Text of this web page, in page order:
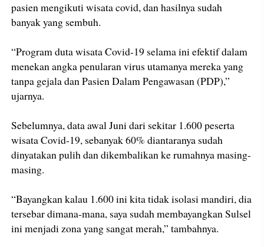
pasien mengikuti wisata covid, dan hasilnya sudah
banyak yang sembuh.
“Program duta wisata Covid-19 selama ini efektif dalam
menekan angka penularan virus utamanya mereka yang
tanpa gejala dan Pasien Dalam Pengawasan (PDP),”
ujarnya.
Sebelumnya, data awal Juni dari sekitar 1.600 peserta
wisata Covid-19, sebanyak 60% diantaranya sudah
dinyatakan pulih dan dikembalikan ke rumahnya masing-
masing.
“Bayangkan kalau 1.600 ini kita tidak isolasi mandiri, dia
tersebar dimana-mana, saya sudah membayangkan Sulsel
ini menjadi zona yang sangat merah,” tambahnya.